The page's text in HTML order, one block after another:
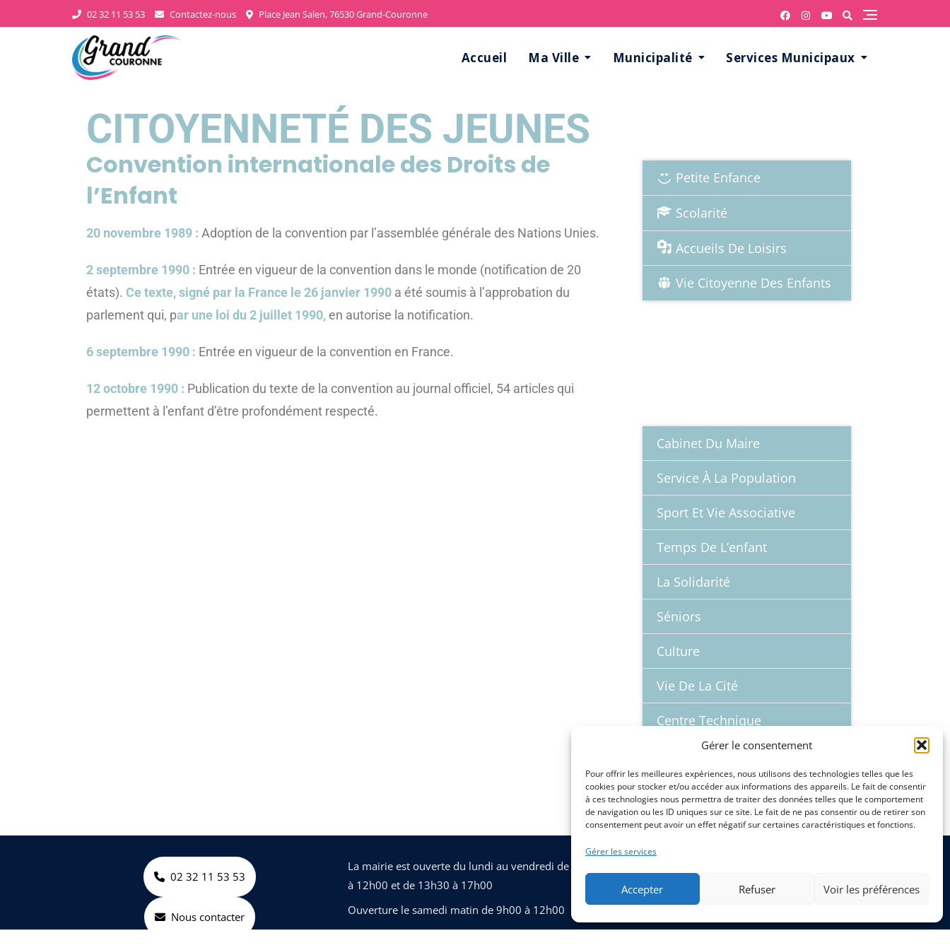
Gérer le consentement
Pour offrir les meilleures expériences, nous utilisons des technologies telles que les
cookies pour stocker et/ou accéder aux informations des appareils. Le fait de consentir
à ces technologies nous permettra de traiter des données telles que le comportement
de navigation ou les ID uniques sur ce site. Le fait de ne pas consentir ou de retirer son
consentement peut avoir un effet négatif sur certaines caractéristiques et fonctions.
Gérer les services
Accepter Refuser Voir les préférences
02 32 11 53 53 Contactez-nous Place Jean Salen, 76530 Grand-Couronne
Accueil Ma Ville Municipalité Services Municipaux
CITOYENNETÉ DES JEUNES
Convention internationale des Droits de
l’Enfant
20 novembre 1989 : Adoption de la convention par l’assemblée générale des Nations Unies.
2 septembre 1990 : Entrée en vigueur de la convention dans le monde (notification de 20
états). Ce texte, signé par la France le 26 janvier 1990 a été soumis à l’approbation du
parlement qui, par une loi du 2 juillet 1990, en autorise la notification.
6 septembre 1990 : Entrée en vigueur de la convention en France.
12 octobre 1990 : Publication du texte de la convention au journal officiel, 54 articles qui
permettent à l’enfant d’être profondément respecté.
Petite Enfance
Scolarité
Accueils De Loisirs
Vie Citoyenne Des Enfants
Cabinet Du Maire
Service À La Population
Sport Et Vie Associative
Temps De L’enfant
La Solidarité
Séniors
Culture
Vie De La Cité
Centre Technique
Finances
Emplois
02 32 11 53 53
Nous contacter
La mairie est ouverte du lundi au vendredi de 8h30
à 12h00 et de 13h30 à 17h00
Ouverture le samedi matin de 9h00 à 12h00